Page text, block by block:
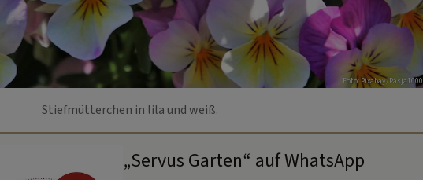
Foto: Pixabay/Pasja1000
Stiefmütterchen in lila und weiß.
„Servus Garten“ auf WhatsApp